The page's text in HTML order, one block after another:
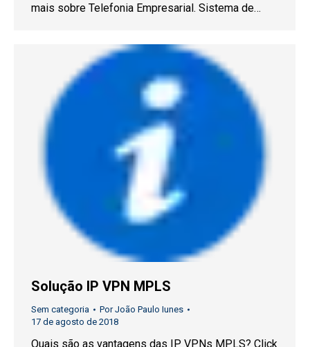
mais sobre Telefonia Empresarial. Sistema de…
Solução IP VPN MPLS
Sem categoria PorJoão Paulo Iunes
17 de agosto de 2018
Quais são as vantagens das IP VPNs MPLS? Click